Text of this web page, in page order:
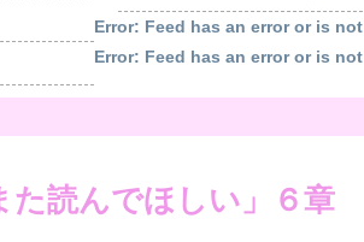
Error: Feed has an error or is
Error: Feed has an error or is
た読んでほしい」６章